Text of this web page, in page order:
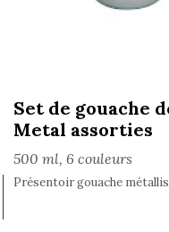
Set de gouache
Metal assorties
500 ml, 6 couleurs
Présentoir gouache